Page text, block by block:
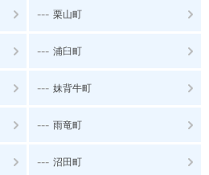
--- 栗山町
--- 浦臼町
--- 妹背牛町
--- 雨竜町
--- 沼田町